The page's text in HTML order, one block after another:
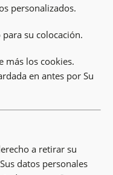
personalizados.
su colocación.
más los cookies.
en antes por Su
a retirar su
datos personales